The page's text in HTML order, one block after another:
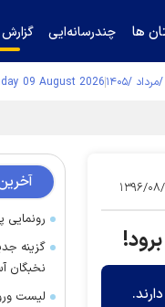
ها چندرسانه‌ایی
09 August 2026
۰۸/۱۳
گزینه
نخبگان
لیست